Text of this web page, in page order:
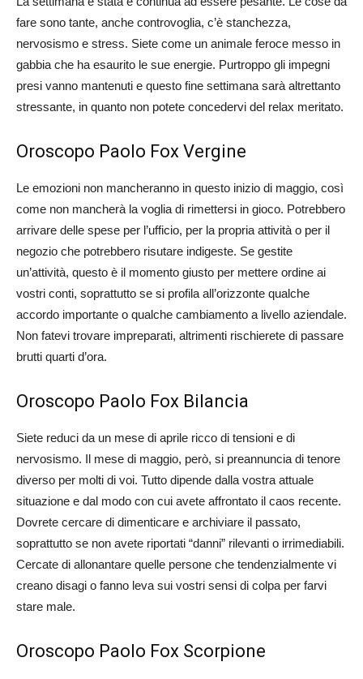
fare sono tante, anche controvoglia, c’è stanchezza,
nervosismo e stress. Siete come un animale feroce messo in
gabbia che ha esaurito le sue energie. Purtroppo gli impegni
presi vanno mantenuti e questo fine settimana sarà altrettanto
stressante, in quanto non potete concedervi del relax meritato.
Oroscopo Paolo Fox Vergine
Le emozioni non mancheranno in questo inizio di maggio, così
come non mancherà la voglia di rimettersi in gioco. Potrebbero
arrivare delle spese per l’ufficio, per la propria attività o per il
negozio che potrebbero risutare indigeste. Se gestite
un’attività, questo è il momento giusto per mettere ordine ai
vostri conti, soprattutto se si profila all’orizzonte qualche
accordo importante o qualche cambiamento a livello aziendale.
Non fatevi trovare impreparati, altrimenti rischierete di passare
brutti quarti d’ora.
Oroscopo Paolo Fox Bilancia
Siete reduci da un mese di aprile ricco di tensioni e di
nervosismo. Il mese di maggio, però, si preannuncia di tenore
diverso per molti di voi. Tutto dipende dalla vostra attuale
situazione e dal modo con cui avete affrontato il caos recente.
Dovrete cercare di dimenticare e archiviare il passato,
soprattutto se non avete riportati “danni” rilevanti o irrimediabili.
Cercate di allonantare quelle persone che tendenzialmente vi
creano disagi o fanno leva sui vostri sensi di colpa per farvi
stare male.
Oroscopo Paolo Fox Scorpione